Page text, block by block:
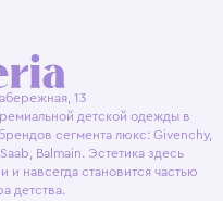
13
детской одежды в
сегмента люкс: Givenchy,
Balmain. Эстетика здесь
навсегда становится частью
детства.